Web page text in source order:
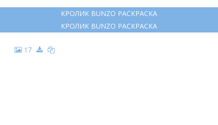
КРОЛИК BUNZO РАСКРАСКА
КРОЛИК BUNZO РАСКРАСКА
17